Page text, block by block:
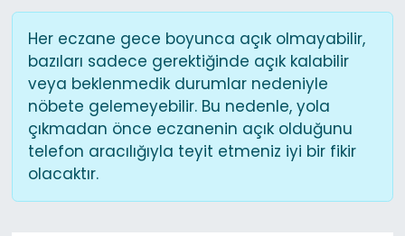
Her eczane gece boyunca açık olmayabilir,
bazıları sadece gerektiğinde açık kalabilir
veya beklenmedik durumlar nedeniyle
nöbete gelemeyebilir. Bu nedenle, yola
çıkmadan önce eczanenin açık olduğunu
telefon aracılığıyla teyit etmeniz iyi bir fikir
olacaktır.